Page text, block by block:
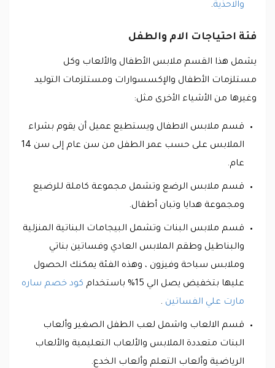
والاحذية.
فئة احتياجات الام والطفل
يشمل هذا القسم ملابس الأطفال والألعاب وكل
مستلزمات الأطفال والإكسسوارات ومستلزمات التوليد
وغيرها من الأشياء الأخرى مثل:
قسم ملابس الاطفال ويستطيع عميل أن يقوم بشراء
الملابس على حسب عمر الطفل من سن عام إلى سن 14
عام.
قسم ملابس الرضع وتشمل مجموعة كاملة للرضيع
ومجموعة هدايا وتبان أطفال.
قسم ملابس البنات وتشمل البيجامات البناتية المنزلية
والبناطيل وطقم الملابس العادي وفساتين بناتي
وملابس سباحة وفيزون ، وهذه الفئة يمكنك الحصول
عليها بتخفيض يصل الي 15% باستخدام
كود خصم ساره
مارت علي الفساتين .
قسم الالعاب واشمل لعب الطفل الصغير وألعاب
البنات متعددة الملابس والألعاب التعليمية والألعاب
الرياضية وألعاب التعلم وألعاب الخدع.